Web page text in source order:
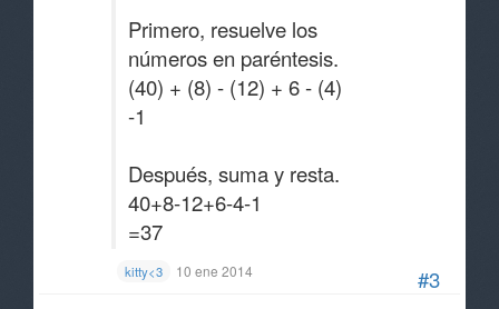
#3
Primero, resuelve los
números en paréntesis.
(40) + (8) - (12) + 6 - (4)
-1
Después, suma y resta.
40+8-12+6-4-1
=37
kitty<3 10 ene 2014